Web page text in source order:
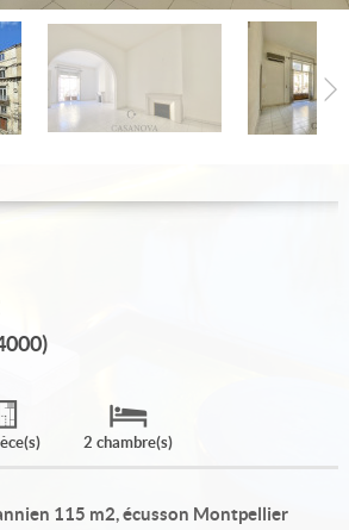
2 chambre(s)
115 m2, écusson Montpellier